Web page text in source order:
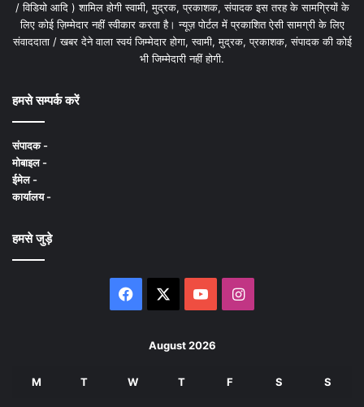
/ विडियो आदि ) शामिल होगी स्वामी, मुद्रक, प्रकाशक, संपादक इस तरह के सामग्रियों के
लिए कोई ज़िम्मेदार नहीं स्वीकार करता है। न्यूज़ पोर्टल में प्रकाशित ऐसी सामग्री के लिए
संवाददाता / खबर देने वाला स्वयं जिम्मेदार होगा, स्वामी, मुद्रक, प्रकाशक, संपादक की कोई
भी जिम्मेदारी नहीं होगी.
हमसे सम्पर्क करें
संपादक -
मोबाइल -
ईमेल -
कार्यालय -
हमसे जुड़े
Facebook YouTubeInstagram
August 2026
M T W T F S S